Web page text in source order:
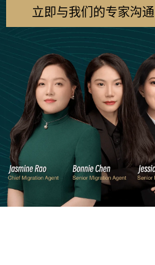
立即与我们的专家沟通